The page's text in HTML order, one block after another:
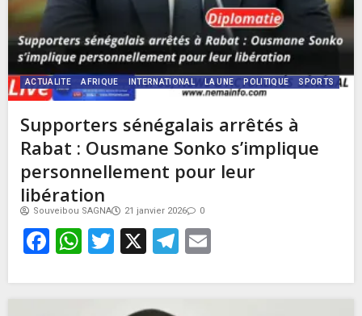
ACTUALITE AFRIQUE INTERNATIONAL LA UNE POLITIQUE SPORTS
Supporters sénégalais arrêtés à
Rabat : Ousmane Sonko s’implique
personnellement pour leur
libération
Souveibou SAGNA 21 janvier 2026 0
Facebook
WhatsApp
Twitter
X Telegram